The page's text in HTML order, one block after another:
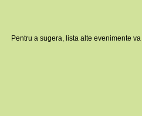
Pentru a sugera, lista alte evenimente